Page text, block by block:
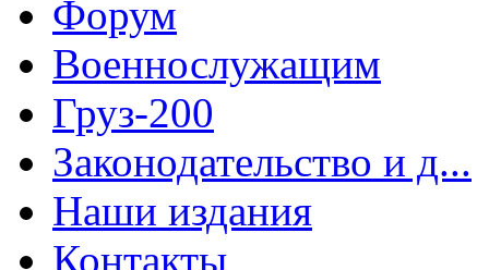
Форум
Военнослужащим
Груз-200
Законодательство и д...
Наши издания
Контакты